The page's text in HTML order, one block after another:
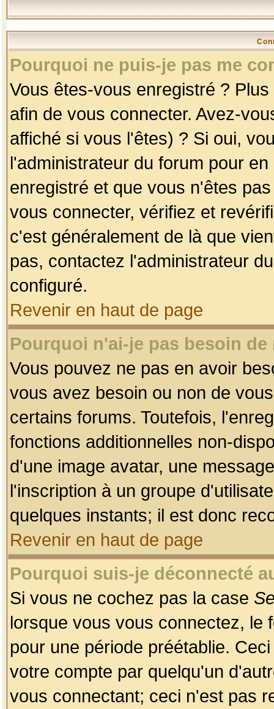
Pourquoi ne puis-je pas me
Vous êtes-vous enregistré ?
afin de vous connecter. Avez-
affiché si vous l'êtes) ? Si oui,
l'administrateur du forum pour
enregistré et que vous n'êtes
vous connecter, vérifiez et
c'est généralement de là que
pas, contactez l'administrateur
configuré.
Revenir en haut de page
Pourquoi n'ai-je pas besoin
Vous pouvez ne pas en avoir
vous avez besoin ou non de
certains forums. Toutefois,
fonctions additionnelles non-
d'une image avatar, une
l'inscription à un groupe
quelques instants; il est donc
Revenir en haut de page
Pourquoi suis-je déconnecté
Si vous ne cochez pas la case
lorsque vous vous connectez, le
pour une période préétablie.
votre compte par quelqu'un
vous connectant; ceci n'est pas